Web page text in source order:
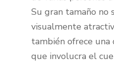
Su gran tamaño no
visualmente
también ofrece una
que involucra el